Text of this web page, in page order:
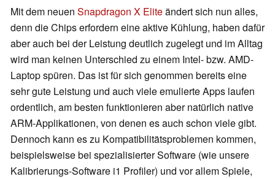
Mit dem neuen Snapdragon X Eliteändert sich nun alles,
denn die Chips erfordern eine aktive Kühlung, haben dafür
aber auch bei der Leistung deutlich zugelegt und im Alltag
wird man keinen Unterschied zu einem Intel- bzw. AMD-
Laptop spüren. Das ist für sich genommen bereits eine
sehr gute Leistung und auch viele emulierte Apps laufen
ordentlich, am besten funktionieren aber natürlich native
ARM-Applikationen, von denen es auch schon viele gibt.
Dennoch kann es zu Kompatibilitätsproblemen kommen,
beispielsweise bei spezialisierter Software (wie unsere
Kalibrierungs-Software i1 Profiler) und vor allem Spiele,